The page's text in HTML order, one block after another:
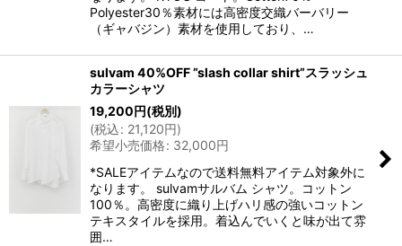
Polyester30％素材には高密度交織バーバリー
（ギャバジン）素材を使用しており、…
sulvam 40%OFF ”slash collar shirt”スラッシュ
カラーシャツ
19,200円(税別)
(税込: 21,120円)
希望小売価格: 32,000円
*SALEアイテムなので送料無料アイテム対象外に
なります。 sulvamサルバム シャツ。コットン
100％。高密度に織り上げハリ感の強いコットン
テキスタイルを採用。着込んでいくと味が出て雰
囲…